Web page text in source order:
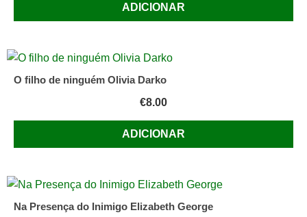
ADICIONAR
O filho de ninguém Olivia Darko
€8.00
ADICIONAR
Na Presença do Inimigo Elizabeth George